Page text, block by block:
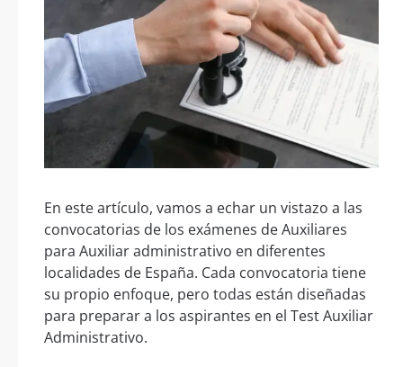
En este artículo, vamos a echar un vistazo a las
convocatorias de los exámenes de Auxiliares
para Auxiliar administrativo en diferentes
localidades de España. Cada convocatoria tiene
su propio enfoque, pero todas están diseñadas
para preparar a los aspirantes en el Test Auxiliar
Administrativo.